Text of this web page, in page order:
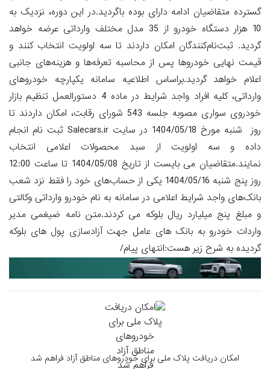
گسترده متقاضیان ادامه دارای بوده باگردید.در این دوره، نزدیک به
10 هزار دستگاه خودرو از 35 مدل مختلف وارداتی عرضه خواهد
گردید. ثبت‌نام‌کنندگان امکان داردند تا سه اولویت انتخاب کنند و
قیمت نهایی خودروها پس از محاسبه تعرفه‌ها و هزینه‌های جانبی
اعلام خواهد گردید.براساس اطلاعیه سامانه یکپارچه خودروهای
وارداتی، کلیه افراد واجد شرایط در ماده 4 دستورالعمل تنظیم بازار
خودروی سواری مصوبه جلسه 543 شورای رقابت، امکان داردند تا
روز شنبه مورخ 1404/05/18 در سایت Salecars.ir ثبت نام انجام
داده و سه اولویت از سبد محصولات اعلامی انتخاب
نمایند.متقاضیان می بایست از تاریخ 1404/05/08 تا ساعت 12:00
روز پنج شنبه 1404/05/16 یکی از حساب‌های خود را فقط نزد شعب
بانک‌های واجد شرایط اعلامی در سامانه به نام خودرو وارداتی وکالتی
و مبلغ پنج میلیارد ریال بلوکه می کردند.متن نامه ضیغمی مدیر
واردات خودرو به بانک های عامل جهت آزادسازی پول های بلوکه
گردیده به شرح زیر هست:انتهای پیام/
امکان دریافت پلاک ملی برای خودروهای مناطق آزاد فراهم شد